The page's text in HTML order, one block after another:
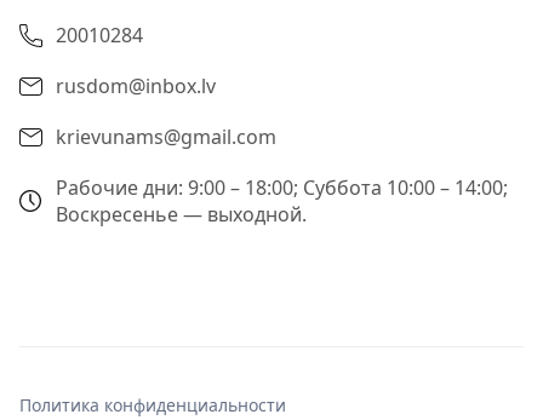
20010284
rusdom@inbox.lv
krievunams@gmail.com
Рабочие дни: 9:00 – 18:00; Суббота 10:00 – 14:00;
Воскресенье — выходной.
Политика конфиденциальности